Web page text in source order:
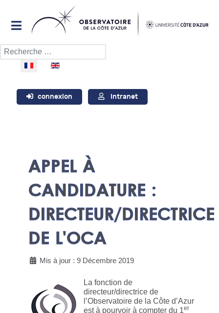
Rechercher
Sélectionnez votre langue
connexion Intranet
APPEL À
CANDIDATURE :
DIRECTEUR/DIRECTRICE
DE L'OCA
Mis à jour : 9 Décembre 2019
La fonction de
directeur/directrice de
l’Observatoire de la Côte d’Azur
est à pourvoir à compter du 1er